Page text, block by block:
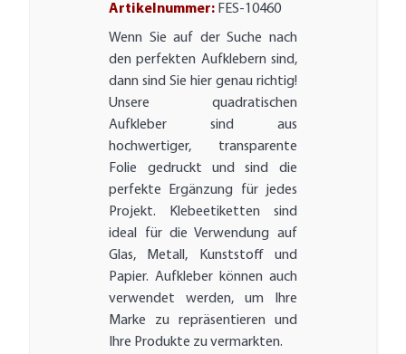
Artikelnummer: FES-10460
Wenn Sie auf der Suche nach
den perfekten Aufklebern sind,
dann sind Sie hier genau richtig!
Unsere quadratischen
Aufkleber sind aus
hochwertiger, transparente
Folie gedruckt und sind die
perfekte Ergänzung für jedes
Projekt. Klebeetiketten sind
ideal für die Verwendung auf
Glas, Metall, Kunststoff und
Papier. Aufkleber können auch
verwendet werden, um Ihre
Marke zu repräsentieren und
Ihre Produkte zu vermarkten.